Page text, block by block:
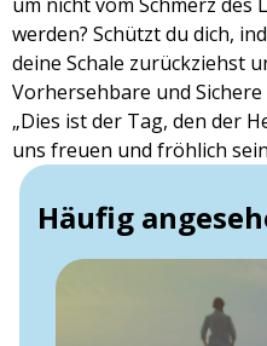
werden? Schützt du dich,
deine Schale zurückziehst
Vorhersehbare und
„Dies ist der Tag, den der
uns freuen und fröhlich
Häufig